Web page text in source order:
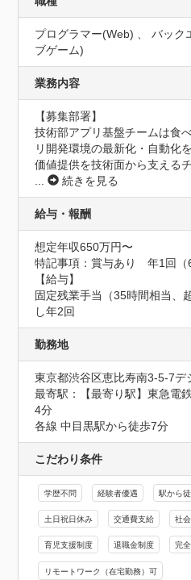
プログラマー(Web) 、 バック
ブゲーム)
業務内容
【募集部署】
技術部アプリ基盤チームは食
リ開発環境の最新化・自動化
価値提供を技術面から支える
...
続きを見る
給与・報酬
想定年収650万円〜
特記事項：賞与あり　年1回（
【給与】
固定残業手当（35時間相当、
し年2回
勤務地
東京都渋谷区恵比寿南3-5-7デ
最寄駅：【最寄り駅】東急電
4分
各線 中目黒駅から徒歩7分
こだわり条件
学歴不問 経験者優遇 駅から
土日祝日休み 交通費支給 社
育児支援制度 退職金制度 完
リモートワーク（在宅勤務）可